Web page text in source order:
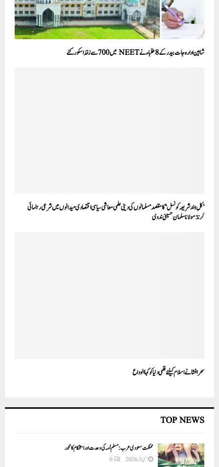
شاہین ادارہ جات بیدر کے 8 طلباء نے NEET میں 700سے زائد اسکور کئے
’کل ہند شریعہ کونسل‘ کامقصد مسلمانوں کی دینی علمی معاشی سیاسی اقتصادی میدانوں میں شرعی رہنمائی
کرنا:مولانا سلمان حسینی ندوی
سحر افشانے اسلام کیلئے فلمی دنیا کو کہا الوداع
TOP NEWS
مملکت سعودی عرب: مسلم اُمہ کی وحدت اور استحکام کا محور
مئی 3, 2026 0